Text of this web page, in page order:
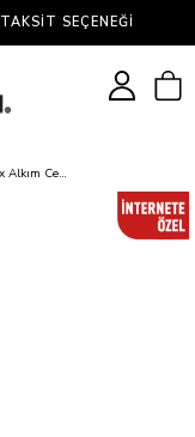
SEÇENEĞI
Lumexx Alkım Ceviz Aplik Kasnak Başlıklı